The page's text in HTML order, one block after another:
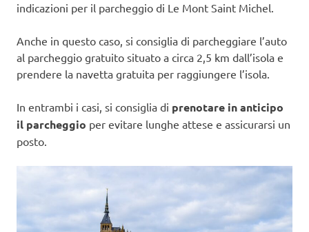
indicazioni per il parcheggio di Le Mont Saint Michel.
Anche in questo caso, si consiglia di parcheggiare l’auto
al parcheggio gratuito situato a circa 2,5 km dall’isola e
prendere la navetta gratuita per raggiungere l’isola.
In entrambi i casi, si consiglia di prenotare in anticipo
il parcheggio per evitare lunghe attese e assicurarsi un
posto.